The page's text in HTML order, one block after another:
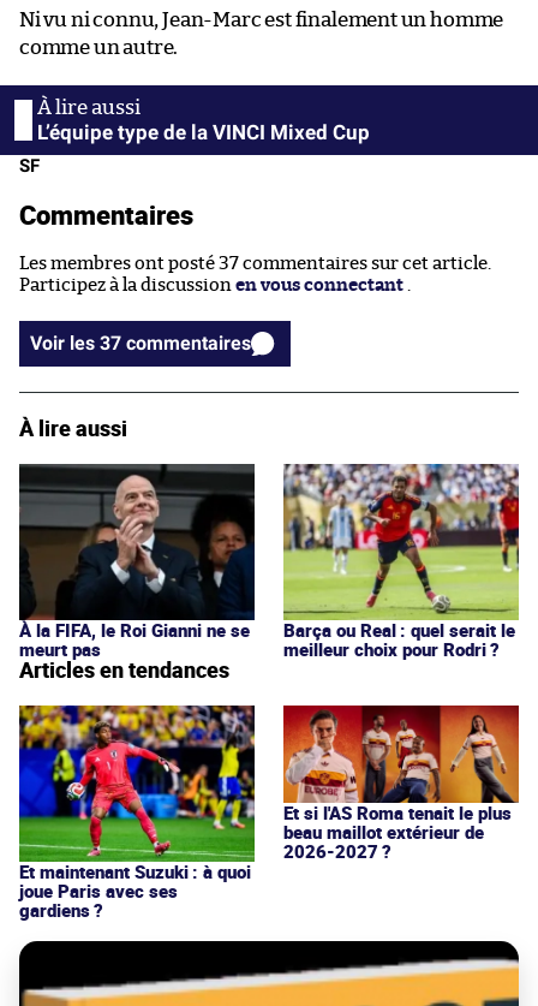
Ni vu ni connu, Jean-Marc est finalement un homme
comme un autre.
L’équipe type de la VINCI Mixed Cup
SF
Commentaires
Les membres ont posté 37 commentaires sur cet article.
Participez à la discussion en vous connectant
Voir les 37 commentaires
À lire aussi
À la FIFA, le Roi Gianni ne se
meurt pas
Barça ou Real : quel serait le
meilleur choix pour Rodri ?
Articles en tendances
Et maintenant Suzuki : à quoi
joue Paris avec ses
gardiens ?
Et si l'AS Roma tenait le plus
beau maillot extérieur de
2026-2027 ?